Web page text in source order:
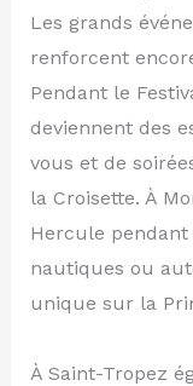
Les grands
renforcent
Pendant le
deviennent des
vous et de
la Croisette. À
Hercule
nautiques ou
unique sur la
À Saint-Tropez